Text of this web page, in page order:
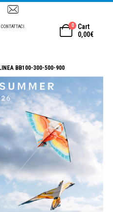
CONTATTACI 0
Cart
0,00€
LINEA BB100-300-500-900